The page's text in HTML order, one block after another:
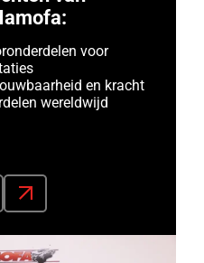
voor
en kracht
wereldwijd